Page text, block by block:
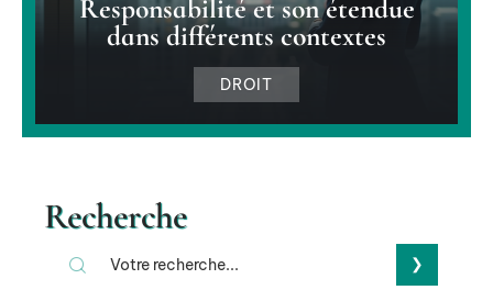
Responsabilité et son étendue
dans différents contextes
DROIT
Recherche